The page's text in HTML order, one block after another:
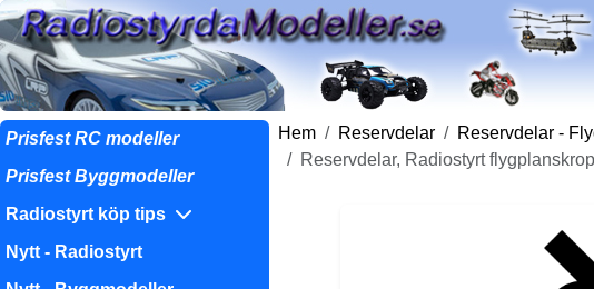
Prisfest RC modeller
Prisfest Byggmodeller
Radiostyrt köp tips
Nytt - Radiostyrt
Hem Reservdelar Reservdelar -
Reservdelar, Radiostyrt